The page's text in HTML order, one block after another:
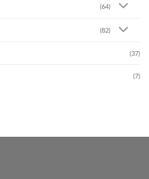
(64)
(82)
(37)
(7)